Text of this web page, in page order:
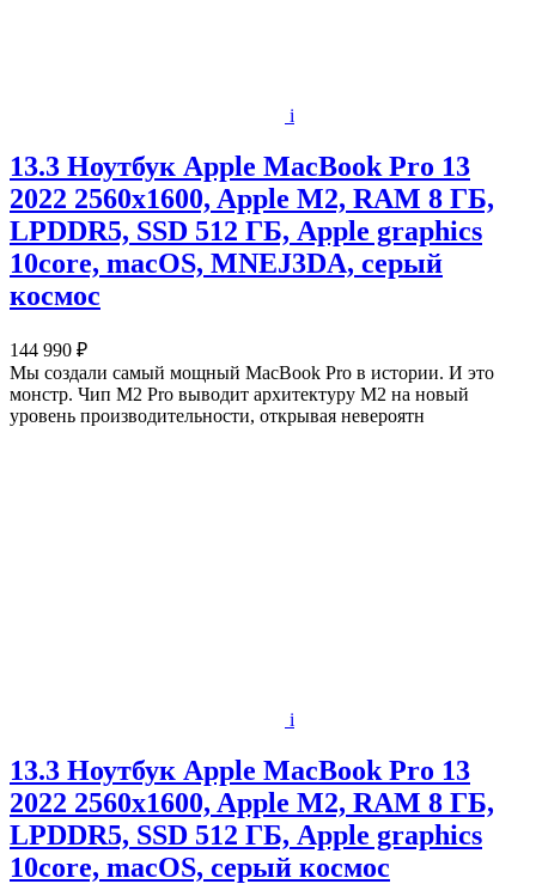
i
13.3 Ноутбук Apple MacBook Pro 13
2022 2560x1600, Apple M2, RAM 8 ГБ,
LPDDR5, SSD 512 ГБ, Apple graphics
10core, macOS, MNEJ3DA, серый
космос
144 990 ₽
Мы создали самый мощный MacBook Pro в истории. И это
монстр. Чип M2 Pro выводит архитектуру M2 на новый
уровень производительности, открывая невероятн
i
13.3 Ноутбук Apple MacBook Pro 13
2022 2560x1600, Apple M2, RAM 8 ГБ,
LPDDR5, SSD 512 ГБ, Apple graphics
10core, macOS, серый космос